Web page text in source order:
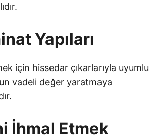
Yapıları
için hissedar çıkarlarıyla uyumlu
vadeli değer yaratmaya
İhmal Etmek